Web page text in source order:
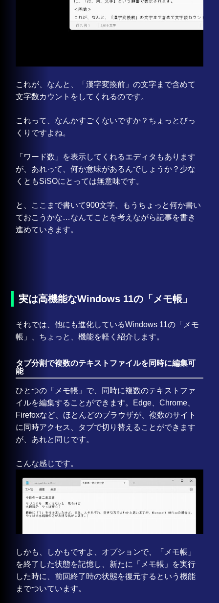
これが、なんと、「漢字変換前」の文字まで含めて
文字数カウントをしてくれるのです。
これって、なんかすごくないですか？ちょっとびっ
くりですよね。
「ワード数」を表示してくれるエディタもあります
が、あれって、何か意味があるんでしょうか？少な
くともSiSOにとっては無意味です。
と、ここまで書いて900文字、もうちょっと何か書い
ておこうかな…なんてことを考えながら記事を書き
進めていきます。
実は高機能なWindows 11の「メモ帳」
それでは、他にも進化しているWindows 11の「メモ
帳」、ちょっと、機能を軽く紹介します。
タブ分割で複数のテキストファイルを同時に編集可
能
ひとつの「メモ帳」で、同時に複数のテキストファ
イルを編集することができます。Edge、Chrome、
Firefoxなど、ほとんどのブラウザが、複数のサイト
に同時アクセス、タブで切り替えることができます
が、あれと同じです。
こんな感じです。
しかも、しかもですよ、オプションで、「メモ帳」
を終了した状態を記憶し、新たに「メモ帳」を実行
した時に、前回終了時の状態を復元するという機能
までついています。